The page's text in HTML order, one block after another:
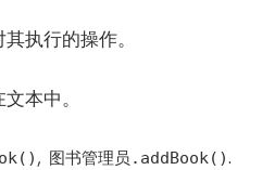
执行的操作。
本中。
, 图书管理员.addBook().